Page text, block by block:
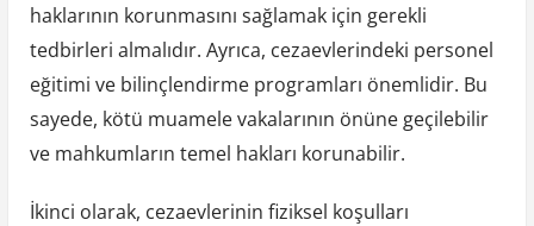
haklarının korunmasını sağlamak için gerekli
tedbirleri almalıdır. Ayrıca, cezaevlerindeki personel
eğitimi ve bilinçlendirme programları önemlidir. Bu
sayede, kötü muamele vakalarının önüne geçilebilir
ve mahkumların temel hakları korunabilir.
İkinci olarak, cezaevlerinin fiziksel koşulları